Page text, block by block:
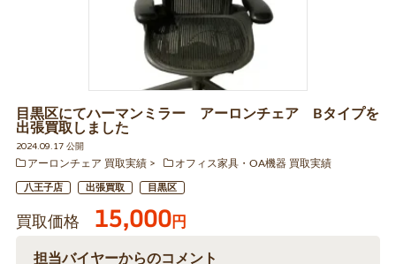
目黒区にてハーマンミラー アーロンチェア Bタイプを
出張買取しました
2024.09.17 公開
アーロンチェア 買取実績
オフィス家具・OA機器 買取実績
八王子店 出張買取 目黒区
買取価格 15,000円
担当バイヤーからのコメント